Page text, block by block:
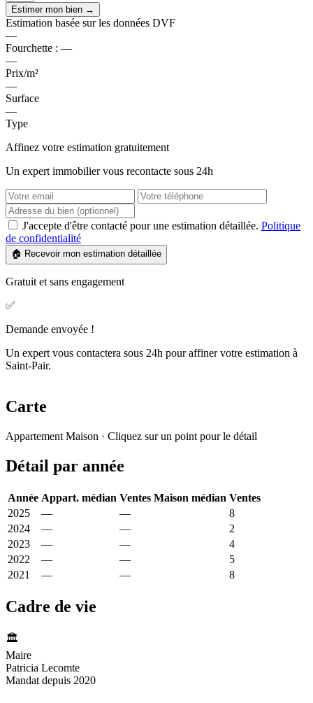
Estimer mon bien →
Estimation basée sur les données DVF
—
Fourchette : —
—
Prix/m²
—
Surface
—
Type
Affinez votre estimation gratuitement
Un expert immobilier vous recontacte sous 24h
J'accepte d'être contacté pour une estimation détaillée. Politique
de confidentialité
🏠 Recevoir mon estimation détaillée
Gratuit et sans engagement
✅
Demande envoyée !
Un expert vous contactera sous 24h pour affiner votre estimation à
Saint-Pair.
Carte
−
Appartement Maison · Cliquez sur un point pour le détail
Détail par année
Année Appart. médian Ventes Maison médian Ventes
2025
— —
8
2024
— —
2
2023
— —
4
2022
— —
5
2021
— — 8
Cadre de vie
🏛️
Maire
Patricia Lecomte
Mandat depuis 2020